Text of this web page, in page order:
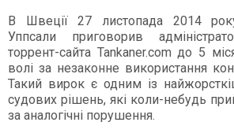
В Швеції 27 листопада 2014
Уппсали приговорив
торрент-сайта Tankaner.com до 5
волі за незаконне використання
Такий вирок є одним із
судових рішень, які коли-небудь
за аналогічні порушення.